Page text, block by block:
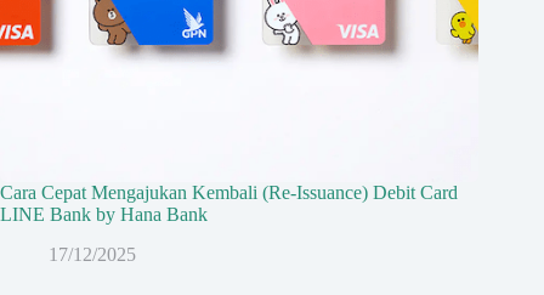
Cara Cepat Mengajukan Kembali (Re-Issuance) Debit Card
LINE Bank by Hana Bank
17/12/2025